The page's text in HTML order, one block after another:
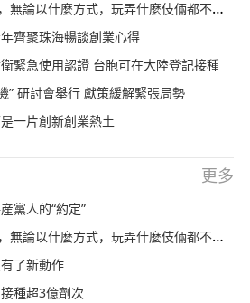
論以什麼方式，玩弄什麼伎倆都不可能得逞
齊聚珠海暢談創業心得
緊急使用認證 台胞可在大陸登記接種
” 研討會舉行 獻策緩解緊張局勢
一片創新創業熱土
更多
黨人的“約定”
論以什麼方式，玩弄什麼伎倆都不可能得逞
了新動作
種超3億劑次